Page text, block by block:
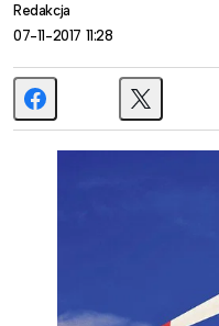
Redakcja
07-11-2017 11:28